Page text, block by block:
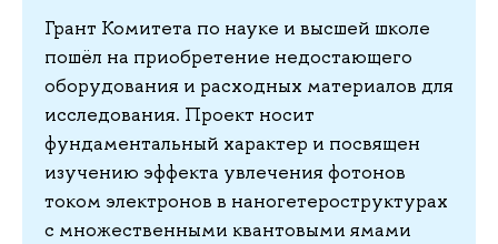
Грант Комитета по науке и высшей школе
пошёл на приобретение недостающего
оборудования и расходных материалов для
исследования. Проект носит
фундаментальный характер и посвящен
изучению эффекта увлечения фотонов
током электронов в наногетероструктурах
с множественными квантовыми ямами